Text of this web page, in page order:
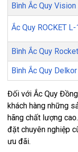
Bình Ắc Quy
Ắc Quy ROCKET
Bình Ắc Quy
Bình Ắc Quy
Đối với Ắc Quy
khách hàng những
hãng chất lượng
đặt chuyên nghiệp
ưu đãi.